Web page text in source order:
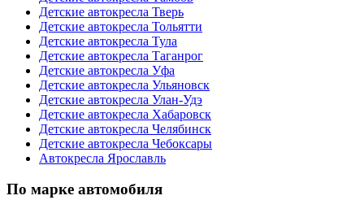
Детские автокресла Тверь
Детские автокресла Тольятти
Детские автокресла Тула
Детские автокресла Таганрог
Детские автокресла Уфа
Детские автокресла Ульяновск
Детские автокресла Улан-Удэ
Детские автокресла Хабаровск
Детские автокресла Челябинск
Детские автокресла Чебоксары
Автокресла Ярославль
По марке автомобиля